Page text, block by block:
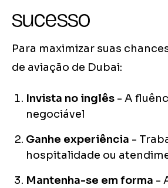
sucesso
Para maximizar suas
de aviação de Dubai:
Invista no inglês - A
negociável
Ganhe experiência -
hospitalidade ou
Mantenha-se em forma -